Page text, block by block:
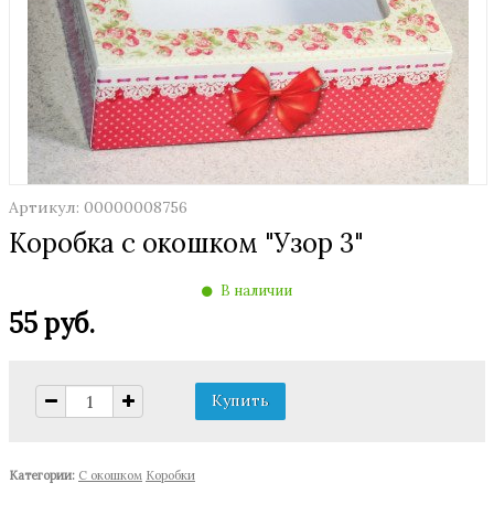
Артикул: 00000008756
Коробка с окошком "Узор 3"
В наличии
55 руб.
Категории: С окошком Коробки